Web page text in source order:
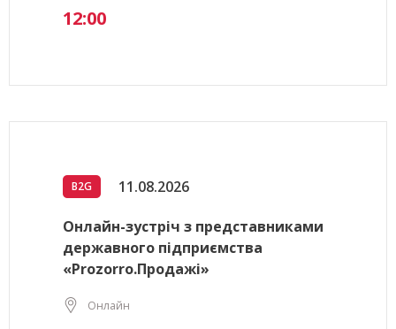
12:00
B2G 11.08.2026
Онлайн-зустріч з представниками
державного підприємства
«Prozorro.Продажі»
Онлайн